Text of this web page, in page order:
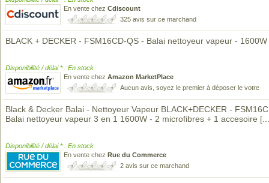
En vente chez Cdiscount
325 avis sur ce marchand
BLACK + DECKER - FSM16CD-QS - Balai nettoyeur vapeur - 1600W
Disponibilité / délai * : En stock
En vente chez Amazon MarketPlace
Aucun avis, soyez le premier à déposer le votre
Black & Decker Balai - Nettoyeur Vapeur BLACK+DECKER -
Balai nettoyeur vapeur 3 en 1 1600W - 2 microfibres + 1 accesoire
Disponibilité / délai * : En stock
En vente chez Rue du Commerce
2 avis sur ce marchand